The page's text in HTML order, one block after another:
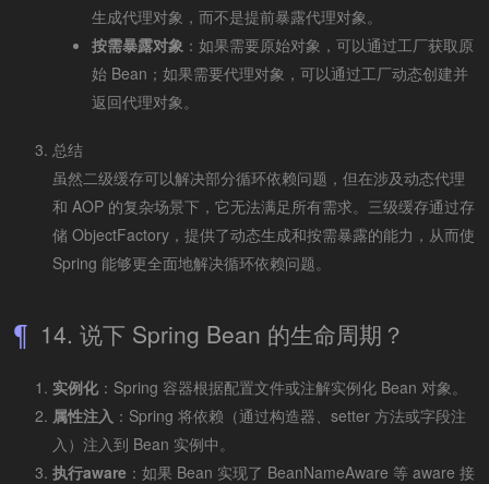
生成代理对象，而不是提前暴露代理对象。
按需暴露对象 ：如果需要原始对象，可以通过工厂获取原
始 Bean；如果需要代理对象，可以通过工厂动态创建并
返回代理对象。
总结
虽然二级缓存可以解决部分循环依赖问题，但在涉及动态代理
和 AOP 的复杂场景下，它无法满足所有需求。三级缓存通过存
储 ObjectFactory，提供了动态生成和按需暴露的能力，从而使
Spring 能够更全面地解决循环依赖问题。
14. 说下 Spring Bean 的生命周期？
实例化 ：Spring 容器根据配置文件或注解实例化 Bean 对象。
属性注入 ：Spring 将依赖（通过构造器、setter 方法或字段注
入）注入到 Bean 实例中。
执行aware ：如果 Bean 实现了 BeanNameAware 等 aware 接